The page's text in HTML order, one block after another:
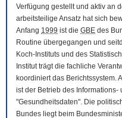
Verfügung gestellt und aktiv an
arbeitsteilige Ansatz hat sich
Anfang 1999 ist die GBE des
Routine übergegangen und
Koch-Instituts und des
Institut trägt die fachliche
koordiniert das Berichtssystem.
ist der Betrieb des
"Gesundheitsdaten". Die
Bundes liegt beim